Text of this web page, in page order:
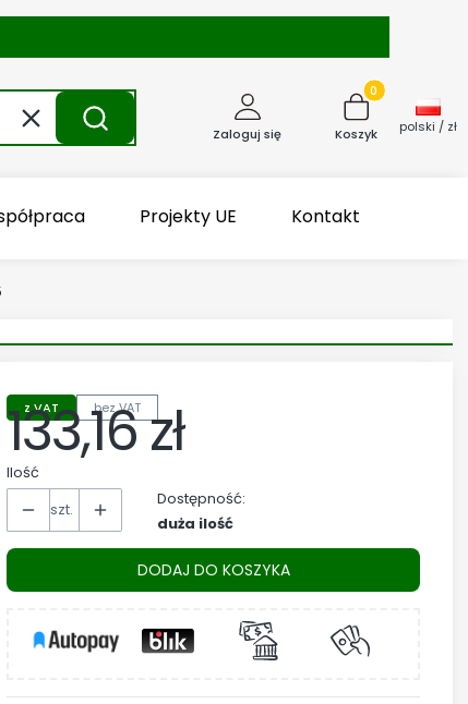
WyczyśćSzukaj Zaloguj się
Produkty w
Koszyk polski / zł
Projekty UE Kontakt
z VAT bez VAT
Cena
133,16 zł
Ilość
szt.
Dostępność:
duża ilość
DODAJ DO KOSZYKA